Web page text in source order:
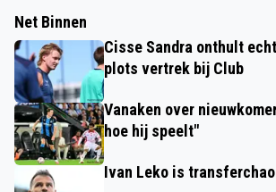
Net Binnen
Cisse Sandra onthult
plots vertrek bij Club
Vanaken over
hoe hij speelt"
Ivan Leko is